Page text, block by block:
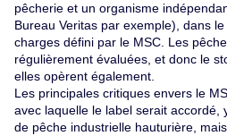
pêcherie et un organisme
Bureau Veritas par exemple), dans
charges défini par le MSC. Les
régulièrement évaluées, et donc le
elles opèrent également.
Les principales critiques envers le
avec laquelle le label serait accordé,
de pêche industrielle hauturière,